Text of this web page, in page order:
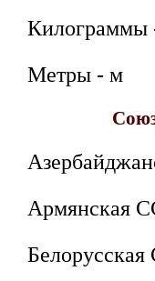
Килограммы
Метры - м
Армянская